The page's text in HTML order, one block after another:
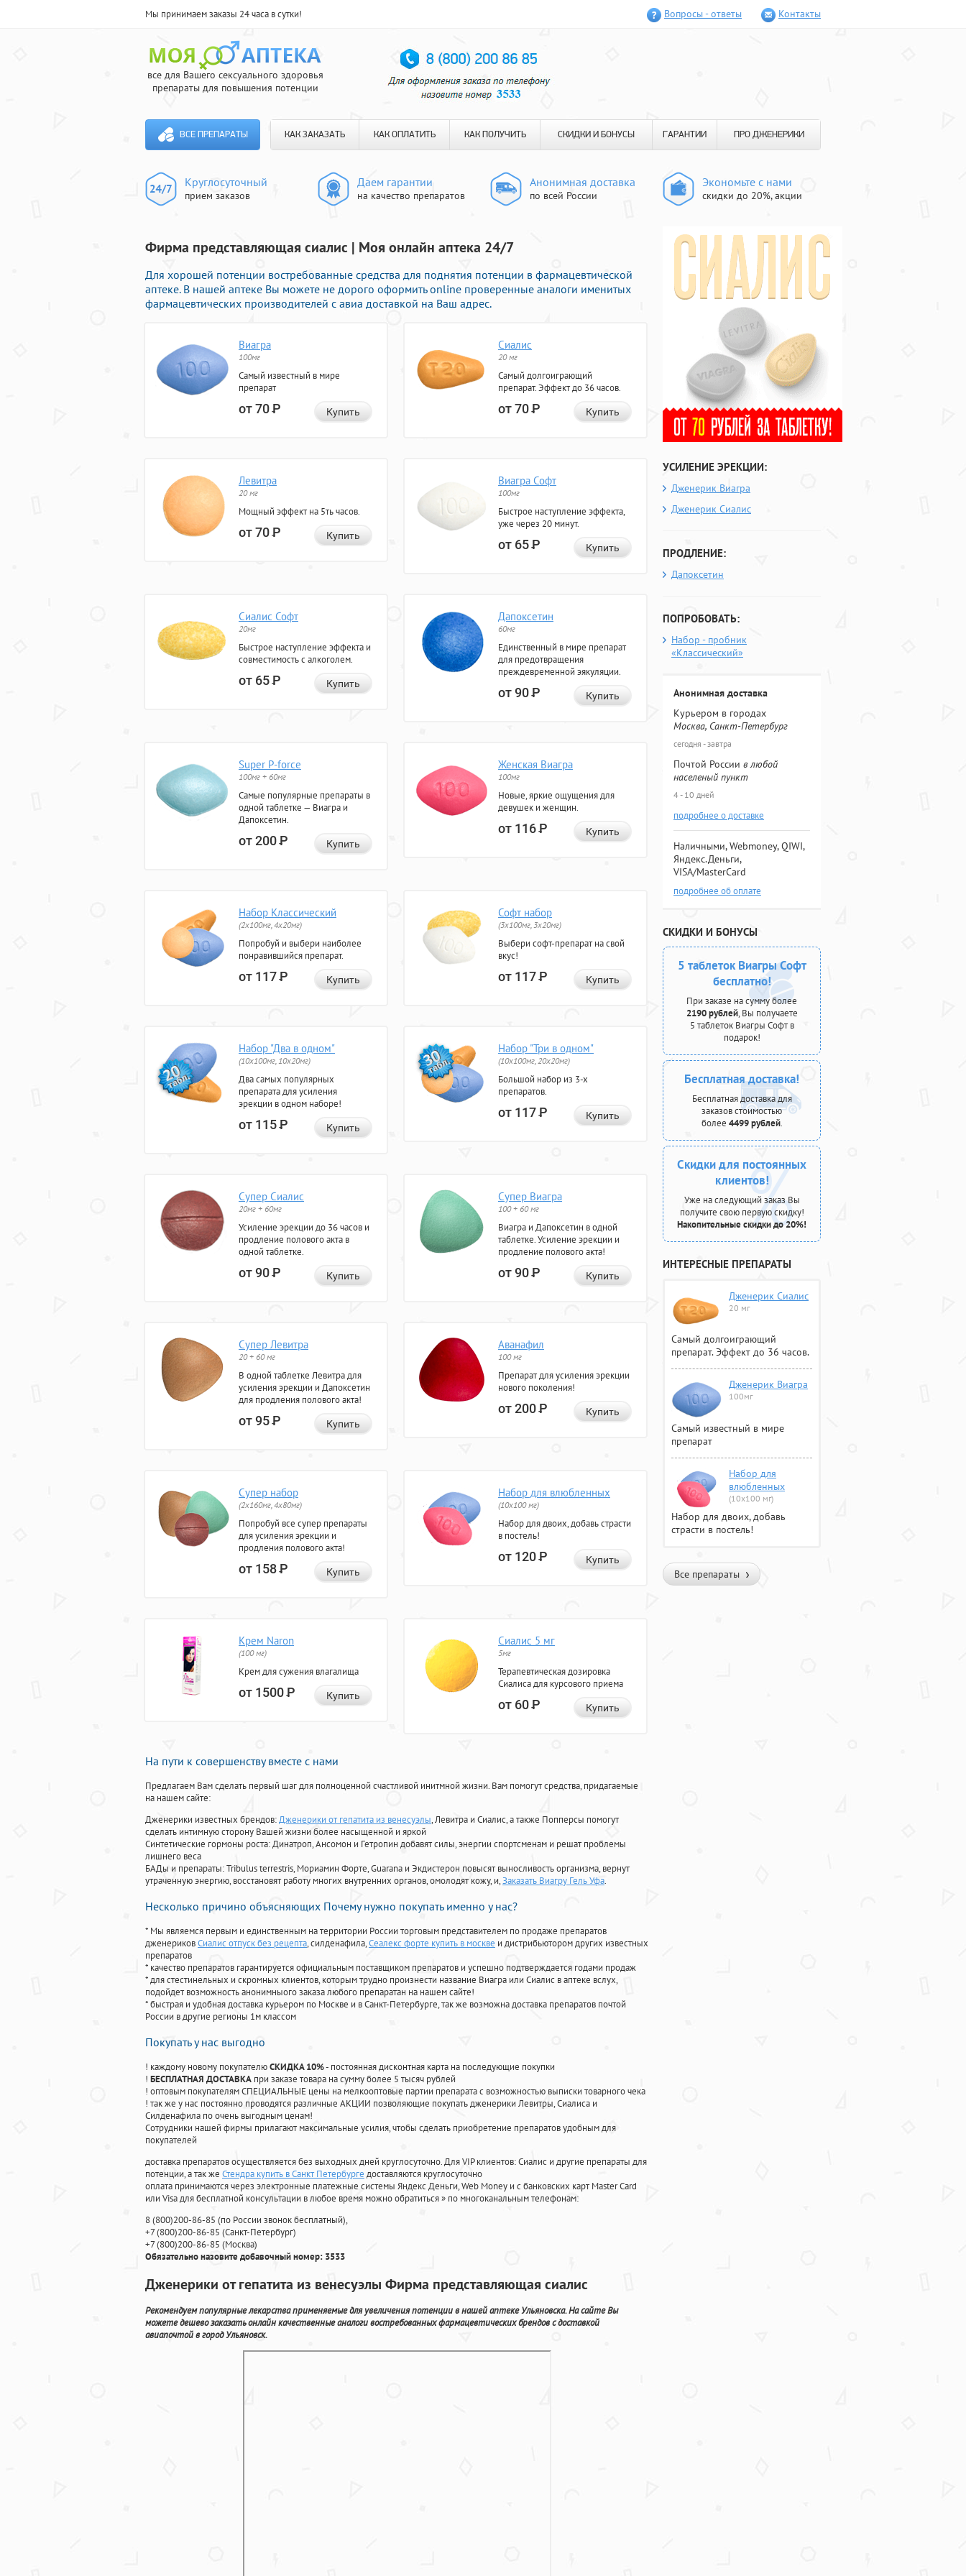
Мы принимаем заказы 24 часа в сутки! Вопросы - ответы Контакты
все для Вашего сексуального здоровья
препараты для повышения потенции
ВСЕ ПРЕПАРАТЫ КАК ЗАКАЗАТЬ КАК ОПЛАТИТЬ КАК ПОЛУЧИТЬ СКИДКИ И БОНУСЫ ГАРАНТИИ ПРО ДЖЕНЕРИКИ
Круглосуточный
прием заказов
Даем гарантии
на качество препаратов
Анонимная доставка
по всей России
Экономьте с нами
скидки до 20%, акции
Фирма представляющая сиалис | Моя онлайн аптека 24/7
Для хорошей потенции востребованные средства для поднятия потенции в фармацевтической
аптеке. В нашей аптеке Вы можете не дорого оформить online проверенные аналоги именитых
фармацевтических производителей с авиа доставкой на Ваш адрес.
Виагра
100мг
Самый известный в мире
препарат
от 70Р Купить
Сиалис
20 мг
Самый долгоиграющий
препарат. Эффект до 36 часов.
от 70Р Купить
Левитра
20 мг
Мощный эффект на 5ть часов.
от 70Р Купить
Виагра Софт
100мг
Быстрое наступление эффекта,
уже через 20 минут.
от 65Р Купить
Сиалис Софт
20мг
Быстрое наступление эффекта и
совместимость с алкоголем.
от 65Р Купить
Дапоксетин
60мг
Единственный в мире препарат
для предотвращения
преждевременной эякуляции.
от 90Р Купить
Super P-force
100мг + 60мг
Самые популярные препараты в
одной таблетке — Виагра и
Дапоксетин.
от 200Р Купить
Женская Виагра
100мг
Новые, яркие ощущения для
девушек и женщин.
от 116Р Купить
Набор Классический
(2x100мг, 4x20мг)
Попробуй и выбери наиболее
понравившийся препарат.
от 117Р Купить
Софт набор
(3x100мг, 3x20мг)
Выбери софт-препарат на свой
вкус!
от 117Р Купить
Набор "Два в одном"
(10x100мг, 10x20мг)
Два самых популярных
препарата для усиления
эрекции в одном наборе!
от 115Р Купить
Набор "Три в одном"
(10x100мг, 20x20мг)
Большой набор из 3-х
препаратов.
от 117Р Купить
Супер Сиалис
20мг + 60мг
Усиление эрекции до 36 часов и
продление полового акта в
одной таблетке.
от 90Р Купить
Супер Виагра
100 + 60 мг
Виагра и Дапоксетин в одной
таблетке. Усиление эрекции и
продление полового акта!
от 90Р Купить
Супер Левитра
20 + 60 мг
В одной таблетке Левитра для
усиления эрекции и Дапоксетин
для продления полового акта!
от 95Р Купить
Аванафил
100 мг
Препарат для усиления эрекции
нового поколения!
от 200Р Купить
Супер набор
(2х160мг, 4х80мг)
Попробуй все супер препараты
для усиления эрекции и
продления полового акта!
от 158Р Купить
Набор для влюбленных
(10х100 мг)
Набор для двоих, добавь страсти
в постель!
от 120Р Купить
Крем Naron
(100 мг)
Крем для сужения влагалища
от 1500Р Купить
Сиалис 5 мг
5мг
Терапевтическая дозировка
Сиалиса для курсового приема
от 60Р Купить
На пути к совершенству вместе с нами
Предлагаем Вам сделать первый шаг для полноценной счастливой инитмной жизни. Вам помогут средства, придагаемые
на нашем сайте:
Дженерики известных брендов:Дженерики от гепатита из венесуэлы, Левитра и Сиалис, а также Попперсы помогут
сделать интимную сторону Вашей жизни более насыщенной и яркой
Синтетические гормоны роста: Динатроп, Ансомон и Гетропин добавят силы, энергии спортсменам и решат проблемы
лишнего веса
БАДы и препараты:Tribulus terrestris, Мориамин Форте, Guarana и Экдистерон повысят выносливость организма, вернут
утраченную энергию, восстановят работу многих внутренних органов, омолодят кожу, и,Заказать Виагру Гель Уфа.
Несколько причино объясняющих Почему нужно покупать именно у нас?
* Мы являемся первым и единственным на территории России торговым представителем по продаже препаратов
дженериковСиалис отпуск без рецепта, силденафила,Сеалекс форте купить в москве и дистрибьютором других известных
препаратов
* качество препаратов гарантируется официальным поставщиком препаратов и успешно подтверждается годами продаж
* для стестинельных и скромных клиентов, которым трудно произнести название Виагра или Сиалис в аптеке вслух,
подойдет возможность анонимныого заказа любого препаратан на нашем сайте!
* быстрая и удобная доставка курьером по Москве и в Санкт-Петербурге, так же возможна доставка препаратов почтой
России в другие регионы 1м классом
Покупать у нас выгодно
! каждому новому покупателюСКИДКА 10%- постоянная дисконтная карта на последующие покупки
! БЕСПЛАТНАЯ ДОСТАВКА при заказе товара на сумму более 5 тысяч рублей
! оптовым покупателям СПЕЦИАЛЬНЫЕ цены на мелкооптовые партии препарата с возможностью выписки товарного чека
! так же у нас постоянно проводятся различные АКЦИИ позволяющие покупать дженерики Левитры, Сиалиса и
Силденафила по очень выгодным ценам!
Cотрудники нашей фирмы прилагают максимальные усилия, чтобы сделать приобретение препаратов удобным для
покупателей
доставка препаратов осуществляется без выходных дней круглосуточно. Для VIP клиентов: Сиалис и другие препараты для
потенции, а так же Стендра купить в Санкт Петербурге доставляются круглосуточно
оплата принимаются через электронные платежные системы Яндекс Деньги, Web Money и с банковских карт Master Card
или Visa для бесплатной консультации в любое время можно обратиться» по многоканальным телефонам:
8(800)200-86-85 (по России звонок бесплатный),
+7(800)200-86-85 (Санкт-Петербург)
+7(800)200-86-85 (Москва)
Обязательно назовите добавочный номер: 3533
Дженерики от гепатита из венесуэлы Фирма представляющая сиалис
Рекомендуем популярные лекарства применяемые для увеличения потенции в нашей аптеке Ульяновска. На сайте Вы
можете дешево заказать онлайн качественные аналоги востребованных фармацевтических брендов с доставкой
авиапочтой в город Ульяновск.
УСИЛЕНИЕ ЭРЕКЦИИ:
Дженерик Виагра
Дженерик Сиалис
ПРОДЛЕНИЕ:
Дапоксетин
ПОПРОБОВАТЬ:
Набор - пробник
«Классический»
Анонимная доставка
Курьером в городах
Москва, Санкт-Петербург
сегодня - завтра
Почтой России в любой
населеный пункт
4 - 10 дней
подробнее о доставке
Наличными, Webmoney, QIWI,
Яндекс.Деньги,
VISA/MasterCard
подробнее об оплате
СКИДКИ И БОНУСЫ
5 таблеток Виагры Софт
бесплатно!
При заказе на сумму более
2190 рублей, Вы получаете
5 таблеток Виагры Софт в
подарок!
Бесплатная доставка!
Бесплатная доставка для
заказов стоимостью
более 4499 рублей.
Скидки для постоянных
клиентов!
Уже на следующий заказ Вы
получите свою первую скидку!
Накопительные скидки до 20%!
ИНТЕРЕСНЫЕ ПРЕПАРАТЫ
Дженерик Сиалис
20 мг
Самый долгоиграющий
препарат. Эффект до 36 часов.
Дженерик Виагра
100мг
Самый известный в мире
препарат
Набор для
влюбленных
(10х100 мг)
Набор для двоих, добавь
страсти в постель!
Все препараты